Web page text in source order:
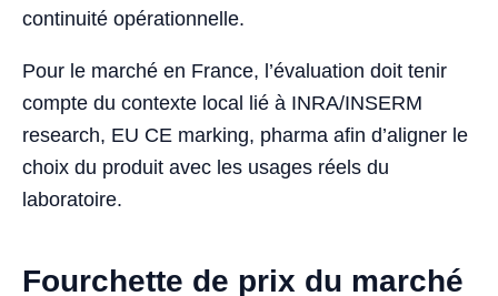
continuité opérationnelle.
Pour le marché en France, l’évaluation doit tenir
compte du contexte local lié à INRA/INSERM
research, EU CE marking, pharma afin d’aligner le
choix du produit avec les usages réels du
laboratoire.
Fourchette de prix du marché